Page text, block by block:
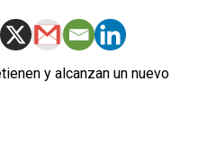
y alcanzan un nuevo